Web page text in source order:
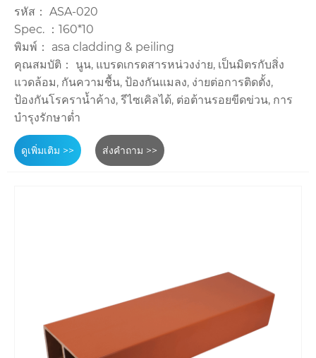
รหัส： ASA-020
Spec. ：160*10
พิมพ์： asa cladding & peiling
คุณสมบัติ： นูน, แบรดเกรดสารหน่วงง่าย, เป็นมิตรกับสิ่ง
แวดล้อม, กันความชื้น, ป้องกันแมลง, ง่ายต่อการติดตั้ง,
ป้องกันโรคราน้ำค้าง, รีไซเคิลได้, ต่อต้านรอยขีดข่วน, การ
บำรุงรักษาต่ำ
ดูเพิ่มเติม >> ส่งคำถาม >>